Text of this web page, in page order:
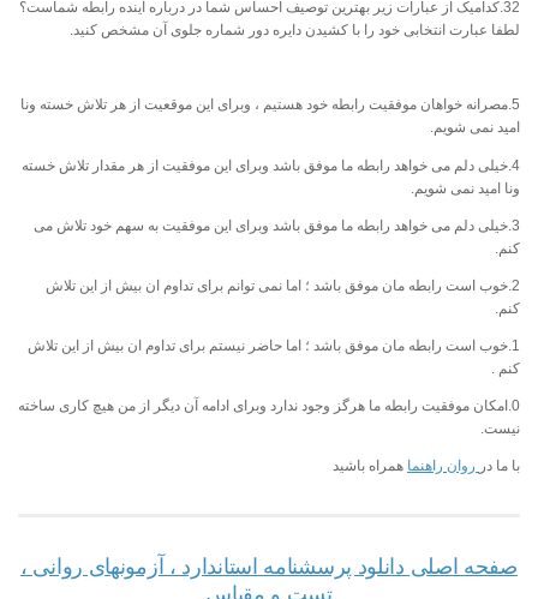
32.کدامیک از عبارات زیر بهترین توصیف احساس شما در درباره آینده رابطه شماست؟
لطفا عبارت انتخابی خود را با کشیدن دایره دور شماره جلوی آن مشخص کنید.
5.مصرانه خواهان موفقیت رابطه خود هستیم ، وبرای این موقعیت از هر تلاش خسته ونا
امید نمی شویم.
4.خیلی دلم می خواهد رابطه ما موفق باشد وبرای این موفقیت از هر مقدار تلاش خسته
ونا امید نمی شویم.
3.خیلی دلم می خواهد رابطه ما موفق باشد وبرای این موفقیت به سهم خود تلاش می
کنم.
2.خوب است رابطه مان موفق باشد ؛ اما نمی توانم برای تداوم ان بیش از این تلاش
کنم.
1.خوب است رابطه مان موفق باشد ؛ اما حاضر نیستم برای تداوم ان بیش از این تلاش
کنم .
0.امکان موفقیت رابطه ما هرگز وجود ندارد وبرای ادامه آن دیگر از من هیچ کاری ساخته
نیست.
با ما در روان راهنما همراه باشید
صفحه اصلی دانلود پرسشنامه استاندارد ، آزمونهای روانی ،